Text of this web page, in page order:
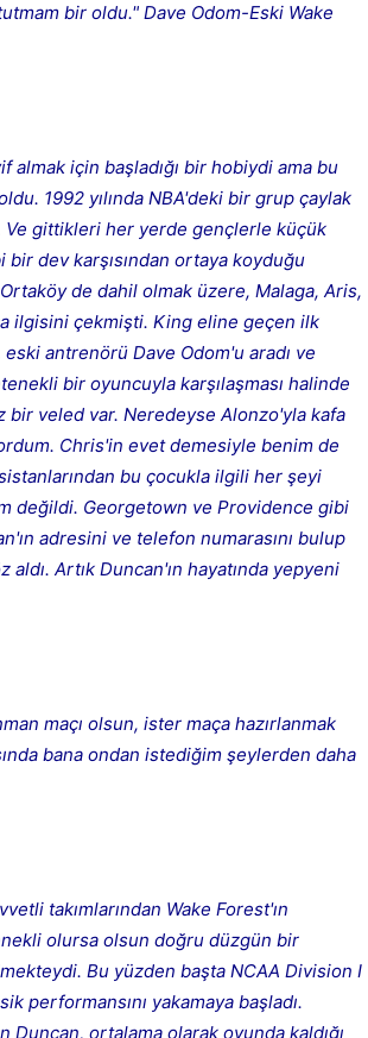
-
gün 30 gün
bir oldu." Dave Odom-Eski Wake
için başladığı bir hobiydi ama bu
1992 yılında NBA'deki bir grup çaylak
Ve gittikleri her yerde gençlerle küçük
dev karşısından ortaya koyduğu
de dahil olmak üzere, Malaga, Aris,
ilgisini çekmişti. King eline geçen ilk
antrenörü Dave Odom'u aradı ve
bir oyuncuyla karşılaşması halinde
bir veled var. Neredeyse Alonzo'yla kafa
Chris'in evet demesiyle benim de
bu çocukla ilgili her şeyi
değildi. Georgetown ve Providence gibi
adresini ve telefon numarasını bulup
Artık Duncan'ın hayatında yepyeni
maçı olsun, ister maça hazırlanmak
bana ondan istediğim şeylerden daha
takımlarından Wake Forest'ın
olursa olsun doğru düzgün bir
Bu yüzden başta NCAA Division I
performansını yakamaya başladı.
ortalama olarak oyunda kaldığı